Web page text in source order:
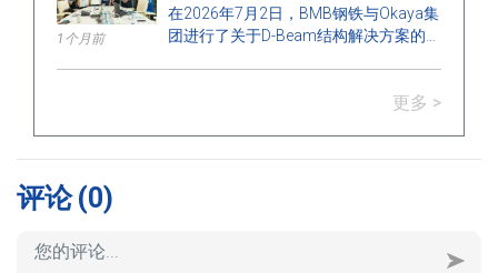
1个月前
在2026年7月2日，BMB钢铁与Okaya集
团进行了关于D-Beam结构解决方案的培
术，该技术是基于SGBS（Smart Green
更多 >
评论 (0)